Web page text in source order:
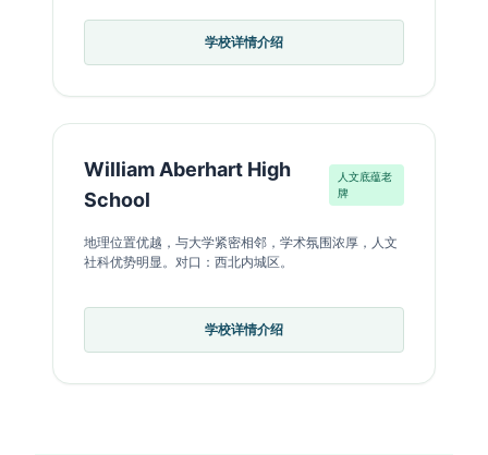
学校详情介绍
William Aberhart High
School
人文底蕴老
牌
地理位置优越，与大学紧密相邻，学术氛围浓厚，人文
社科优势明显。对口：西北内城区。
学校详情介绍